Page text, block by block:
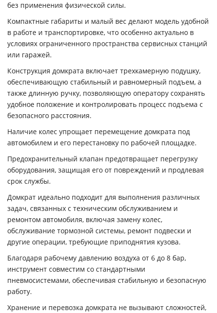
без применения физической силы.
Компактные габариты и малый вес делают модель удобной
в работе и транспортировке, что особенно актуально в
условиях ограниченного пространства сервисных станций
или гаражей.
Конструкция домкрата включает трехкамерную подушку,
обеспечивающую стабильный и равномерный подъем, а
также длинную ручку, позволяющую оператору сохранять
удобное положение и контролировать процесс подъема с
безопасного расстояния.
Наличие колес упрощает перемещение домкрата под
автомобилем и его перестановку по рабочей площадке.
Предохранительный клапан предотвращает перегрузку
оборудования, защищая его от повреждений и продлевая
срок службы.
Домкрат идеально подходит для выполнения различных
задач, связанных с техническим обслуживанием и
ремонтом автомобиля, включая замену колес,
обслуживание тормозной системы, ремонт подвески и
другие операции, требующие приподнятия кузова.
Благодаря рабочему давлению воздуха от 6 до 8 бар,
инструмент совместим со стандартными
пневмосистемами, обеспечивая стабильную и безопасную
работу.
Хранение и перевозка домкрата не вызывают сложностей,